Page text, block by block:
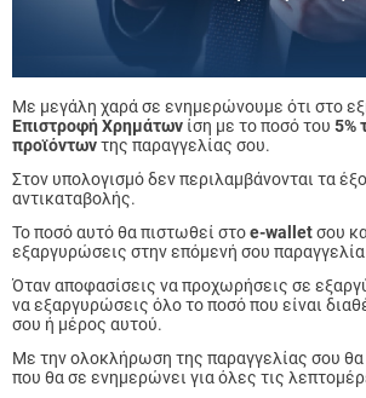
Με μεγάλη χαρά σε ενημερώνουμε ότι στο
Επιστροφή Χρημάτων ίση με το ποσό του 5%
προϊόντωντης παραγγελίας σου.
Στον υπολογισμό δεν περιλαμβάνονται τα
αντικαταβολής.
Το ποσό αυτό θα πιστωθεί στοe-walletσου
εξαργυρώσεις στην επόμενή σου
Όταν αποφασίσεις να προχωρήσεις σε
να εξαργυρώσεις όλο το ποσό που είναι
σου ή μέρος αυτού.
Με την ολοκλήρωση της παραγγελίας σου θα
που θα σε ενημερώνει για όλες τις